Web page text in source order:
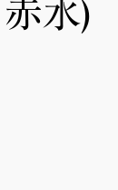
水)